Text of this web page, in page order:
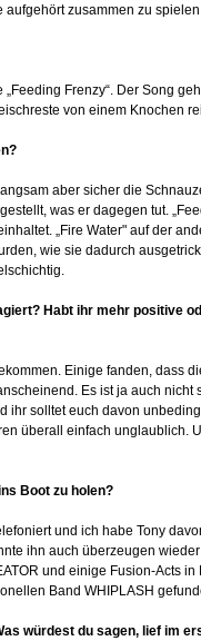
aufgehört zusammen zu
Frenzy“. Der Song
von einem Knochen
aber sicher die
was er dagegen tut.
„Fire Water" auf der
wie sie dadurch
Habt ihr mehr positive
Einige fanden, dass
Es ist ja auch nicht
ihr solltet euch davon
überall einfach unglaublich.
Boot zu holen?
und ich habe Tony
ihn auch überzeugen
und einige Fusion-Acts in
Band WHIPLASH
würdest du sagen, lief im